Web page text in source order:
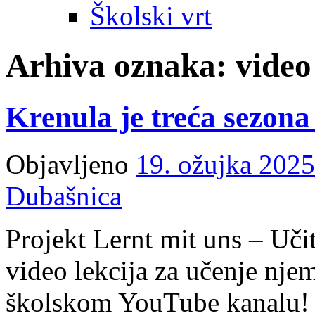
Školski vrt
Arhiva oznaka:
Krenula je treća
Objavljeno 19. ožujka
Dubašnica
Projekt Lernt mit uns –
video lekcija za učenje
školskom YouTube kanalu!